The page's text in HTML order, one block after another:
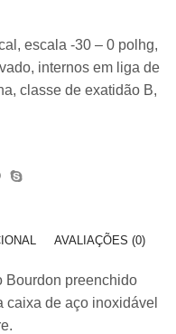
escala -30 – 0 polhg,
internos em liga de
classe de exatidão B,
AVALIAÇÕES (0)
Bourdon preenchido
caixa de aço inoxidável